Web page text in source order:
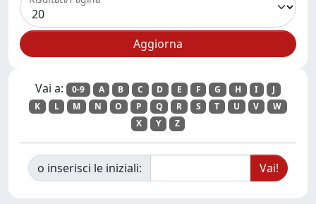
Vai a: 0-9 A B C D E F G H I
J
K
L M N O P Q R S T U V
W
X
Y Z
o inserisci le iniziali: